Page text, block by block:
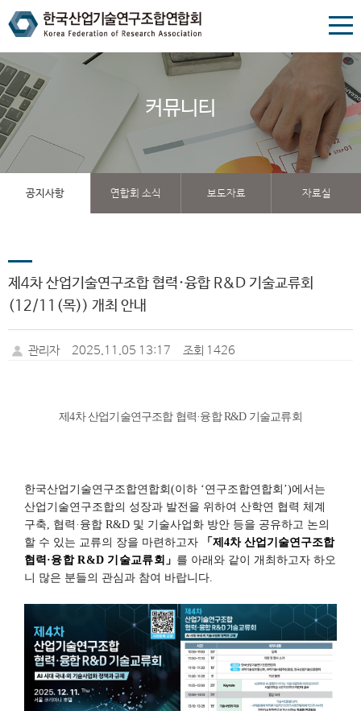
커뮤니티
공지사항 연합회 소식 보도자료 자료실
제4차 산업기술연구조합 협력·융합 R&D 기술교류회
(12/11(목)) 개최 안내
관리자 2025.11.05 13:17 조회 1426
제4차 산업기술연구조합 협력·융합R&D 기술교류회
한국산업기술연구조합연합회 (이하 ‘연구조합연합회 ’)에서는
산업기술연구조합의 성장과 발전을 위하여 산학연 협력 체계
구축, 협력 · 융합R&D 및 기술사업화 방안 등을 공유하고 논의
할 수 있는 교류의 장을 마련하고자
「제4차 산업기술연구조합
협력 ·융합 R&D 기술교류회 」 를 아래와 같이 개최하고자 하오
니 많은 분들의 관심과 참여 바랍니다.